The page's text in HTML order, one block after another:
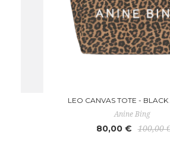
LEO CANVAS TOTE -
Anine Bing
80,00 € 100,00 €